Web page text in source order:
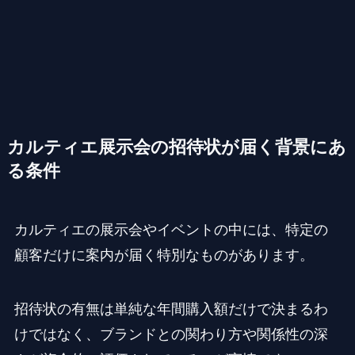
カルティエ展示会の招待状が届く背景にあ
る条件
カルティエの展示会やイベントの中には、特定の
顧客だけに案内が届く特別なものがあります。
招待状の有無は単純な年間購入額だけで決まるわ
けではなく、ブランドとの関わり方や関係性の深